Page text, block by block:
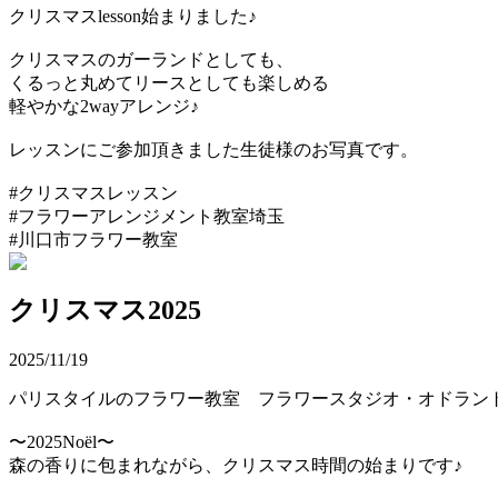
クリスマスlesson始まりました♪
クリスマスのガーランドとしても、
くるっと丸めてリースとしても楽しめる
軽やかな2wayアレンジ♪
レッスンにご参加頂きました生徒様のお写真です。
#クリスマスレッスン
#フラワーアレンジメント教室埼玉
#川口市フラワー教室
クリスマス2025
2025/11/19
パリスタイルのフラワー教室 フラワースタジオ・オドラン
〜2025Noël〜
森の香りに包まれながら、クリスマス時間の始まりです♪